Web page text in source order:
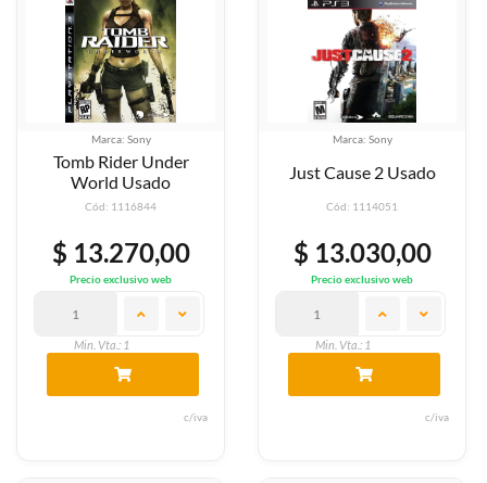
Marca: Sony
Tomb Rider Under
World Usado
Cód: 1116844
$ 13.270,00
Precio exclusivo web
Min. Vta.: 1
c/iva
Marca: Sony
Just Cause 2 Usado
Cód: 1114051
$ 13.030,00
Precio exclusivo web
Min. Vta.: 1
c/iva